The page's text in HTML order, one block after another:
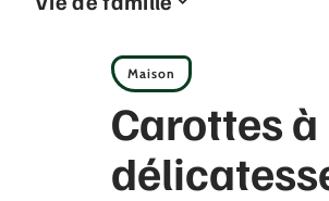
Maison
Carottes